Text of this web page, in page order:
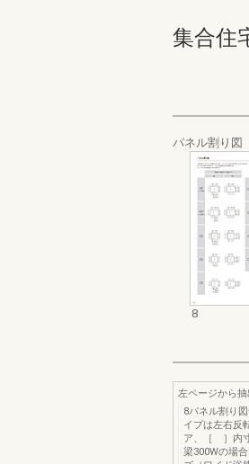
集合住
パネル割り図
8
左ページから
8パネル割り
イプは左右反
ア、［ ］内
梁300Wの場